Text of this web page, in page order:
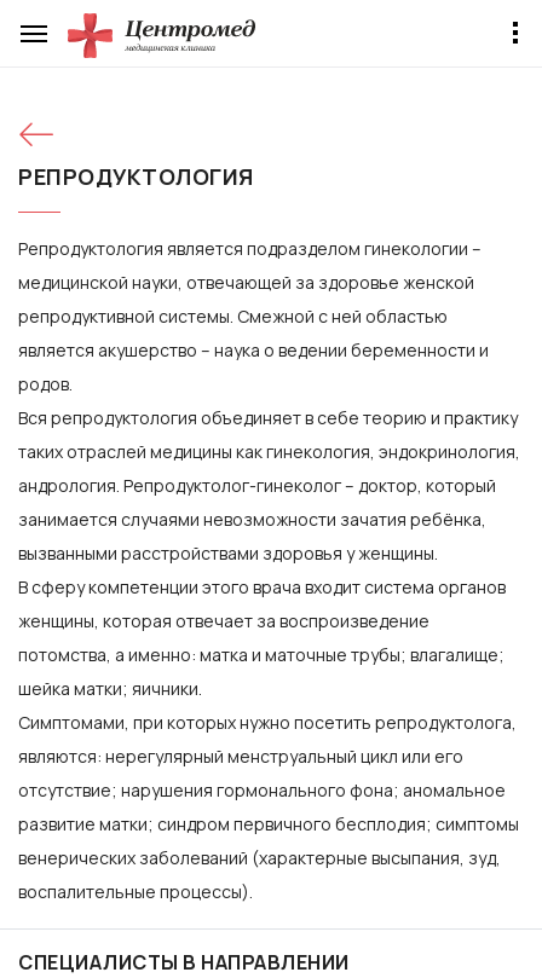
РЕПРОДУКТОЛОГИЯ
Репродуктология является подразделом гинекологии –
медицинской науки, отвечающей за здоровье женской
репродуктивной системы. Смежной с ней областью
является акушерство – наука о ведении беременности и
родов.
Вся репродуктология объединяет в себе теорию и практику
таких отраслей медицины как гинекология, эндокринология,
андрология. Репродуктолог-гинеколог – доктор, который
занимается случаями невозможности зачатия ребёнка,
вызванными расстройствами здоровья у женщины.
В сферу компетенции этого врача входит система органов
женщины, которая отвечает за воспроизведение
потомства, а именно: матка и маточные трубы; влагалище;
шейка матки; яичники.
Симптомами, при которых нужно посетить репродуктолога,
являются: нерегулярный менструальный цикл или его
отсутствие; нарушения гормонального фона; аномальное
развитие матки; синдром первичного бесплодия; симптомы
венерических заболеваний (характерные высыпания, зуд,
воспалительные процессы).
СПЕЦИАЛИСТЫ В НАПРАВЛЕНИИ